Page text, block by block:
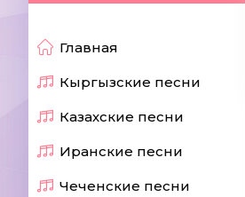
Главная
Кыргызские песни
Казахские песни
Иранские песни
Чеченские песни